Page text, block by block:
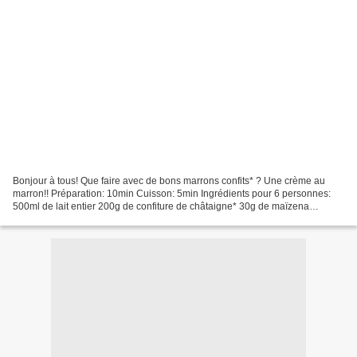
Bonjour à tous! Que faire avec de bons marrons confits* ? Une crème au
marron!! Préparation: 10min Cuisson: 5min Ingrédients pour 6 personnes:
500ml de lait entier 200g de confiture de châtaigne* 30g de maïzena